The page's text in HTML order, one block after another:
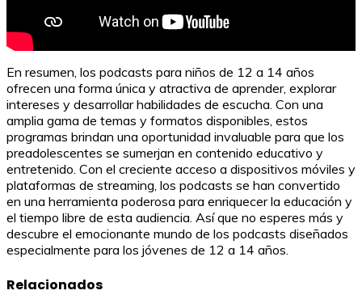
En resumen, los podcasts para niños de 12 a 14 años
ofrecen una forma única y atractiva de aprender, explorar
intereses y desarrollar habilidades de escucha. Con una
amplia gama de temas y formatos disponibles, estos
programas brindan una oportunidad invaluable para que los
preadolescentes se sumerjan en contenido educativo y
entretenido. Con el creciente acceso a dispositivos móviles y
plataformas de streaming, los podcasts se han convertido
en una herramienta poderosa para enriquecer la educación y
el tiempo libre de esta audiencia. Así que no esperes más y
descubre el emocionante mundo de los podcasts diseñados
especialmente para los jóvenes de 12 a 14 años.
Relacionados